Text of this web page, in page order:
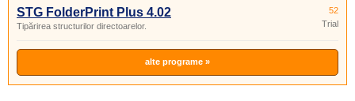
STG FolderPrint Plus 4.02
Tipărirea structurilor directoarelor.
52
Trial
alte programe »